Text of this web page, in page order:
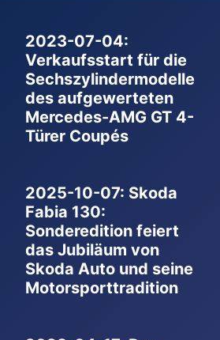
2023-07-04:
Verkaufsstart für die
Sechszylindermodelle
des aufgewerteten
Mercedes-AMG GT 4-
Türer Coupés
2025-10-07: Skoda
Fabia 130:
Sonderedition feiert
das Jubiläum von
Skoda Auto und seine
Motorsporttradition